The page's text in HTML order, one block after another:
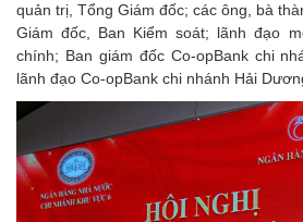
quản trị, Tổng Giám đốc; các ông, bà
Giám đốc, Ban Kiểm soát; lãnh đạo
chính; Ban giám đốc Co-opBank chi
lãnh đạo Co-opBank chi nhánh Hải